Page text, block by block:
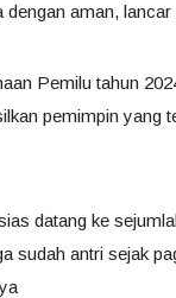
aman,
Pemilu tahun
pemimpin yang
datang ke
sudah antri sejak